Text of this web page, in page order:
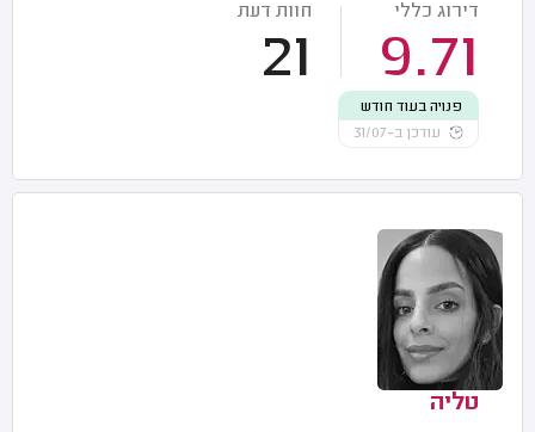
דירוג כללי
9.71
חוות דעת
21
פנויה בעוד חודש
עודכן ב-31/07
טליה